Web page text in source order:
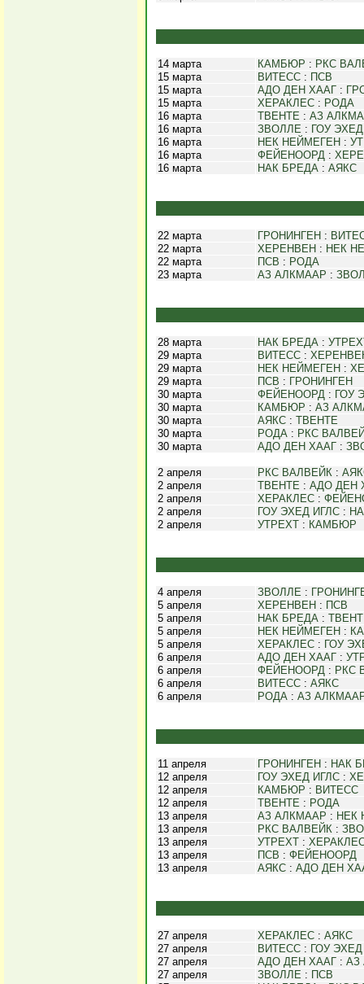
14 марта КАМБЮР : РКС
15 марта
ВИТЕСС : ПСВ
15 марта
АДО ДЕН ХААГ :
15 марта
ХЕРАКЛЕС : РОДА
16 марта
ТВЕНТЕ : АЗ
16 марта
ЗВОЛЛЕ : ГОУ
16 марта
НЕК НЕЙМЕГЕН :
16 марта
ФЕЙЕНООРД :
16 марта
НАК БРЕДА : АЯКС
22 марта ГРОНИНГЕН :
22 марта
ХЕРЕНВЕН : НЕК
22 марта
ПСВ : РОДА
23 марта
АЗ АЛКМААР :
28 марта НАК БРЕДА :
29 марта
ВИТЕСС :
29 марта
НЕК НЕЙМЕГЕН :
29 марта
ПСВ : ГРОНИНГЕН
30 марта
ФЕЙЕНООРД : ГОУ
30 марта
КАМБЮР : АЗ
30 марта
АЯКС : ТВЕНТЕ
30 марта
РОДА : РКС
30 марта
АДО ДЕН ХААГ :
2 апреля РКС ВАЛВЕЙК :
2 апреля
ТВЕНТЕ : АДО ДЕН
2 апреля
ХЕРАКЛЕС :
2 апреля
ГОУ ЭХЕД ИГЛС :
2 апреля
УТРЕХТ : КАМБЮР
4 апреля ЗВОЛЛЕ :
5 апреля
ХЕРЕНВЕН : ПСВ
5 апреля
НАК БРЕДА :
5 апреля
НЕК НЕЙМЕГЕН :
5 апреля
ХЕРАКЛЕС : ГОУ
6 апреля
АДО ДЕН ХААГ :
6 апреля
ФЕЙЕНООРД : РКС
6 апреля
ВИТЕСС : АЯКС
6 апреля
РОДА : АЗ
11 апреля ГРОНИНГЕН : НАК
12 апреля
ГОУ ЭХЕД ИГЛС :
12 апреля
КАМБЮР : ВИТЕСС
12 апреля
ТВЕНТЕ : РОДА
13 апреля
АЗ АЛКМААР : НЕК
13 апреля
РКС ВАЛВЕЙК :
13 апреля
УТРЕХТ :
13 апреля
ПСВ : ФЕЙЕНООРД
13 апреля
АЯКС : АДО ДЕН
27 апреля ХЕРАКЛЕС : АЯКС
27 апреля
ВИТЕСС : ГОУ
27 апреля
АДО ДЕН ХААГ : АЗ
27 апреля
ЗВОЛЛЕ : ПСВ